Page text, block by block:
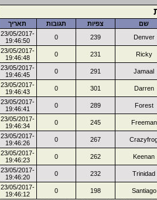
שם צפיות תגובות
תאריך
Denver
239
0
23/05/2017-
19:46:50
Ricky
231
0
23/05/2017-
19:46:48
Jamaal
291
0
23/05/2017-
19:46:45
Darren
301
0
23/05/2017-
19:46:43
Forest
289
0
23/05/2017-
19:46:41
Freeman
245
0
23/05/2017-
19:46:34
267
0
23/05/2017-
19:46:26
Keenan
262
0
23/05/2017-
19:46:23
Trinidad
232
0
23/05/2017-
19:46:20
Santiago
198
0
23/05/2017-
19:46:12